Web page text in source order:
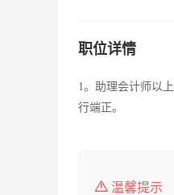
职位详情
1。助理会计师以
行端正。
温馨提示